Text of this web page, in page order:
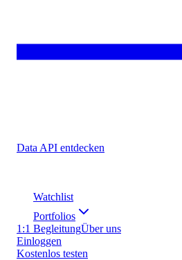
Data API entdecken
Watchlist
Portfolios
1:1 BegleitungÜber uns
Einloggen
Kostenlos testen